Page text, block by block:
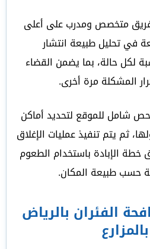
متخصص ومدرب على أعلى
في تحليل طبيعة انتشار
لكل حالة، بما يضمن القضاء
المشكلة مرة أخرى.
شامل للموقع لتحديد أماكن
ثم يتم تنفيذ عمليات الإغلاق
خطة الإبادة باستخدام الطعوم
حسب طبيعة المكان.
الفئران بالرياض